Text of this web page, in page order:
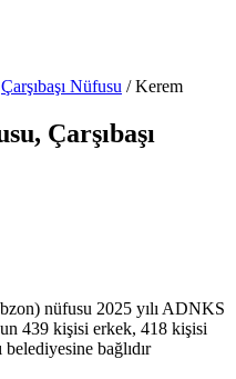
Çarşıbaşı Nüfusu /Kerem
Çarşıbaşı
nüfusu 2025 yılı ADNKS
439 kişisi erkek, 418 kişisi
belediyesine bağlıdır